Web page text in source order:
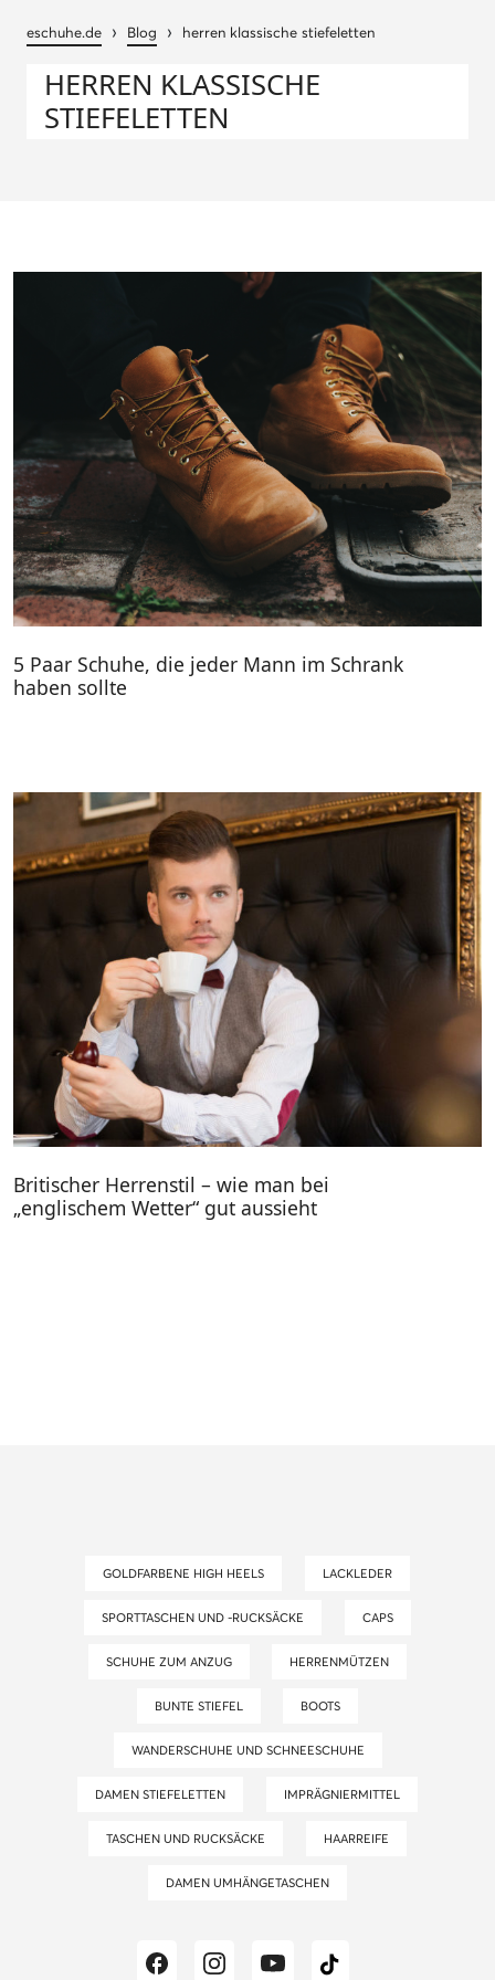
eschuhe.de › Blog › herren klassische stiefeletten
HERREN KLASSISCHE
STIEFELETTEN
5 Paar Schuhe, die jeder Mann im Schrank
haben sollte
Britischer Herrenstil – wie man bei
„englischem Wetter“ gut aussieht
GOLDFARBENE HIGH HEELS LACKLEDER
SPORTTASCHEN UND -RUCKSÄCKE CAPS
SCHUHE ZUM ANZUG HERRENMÜTZEN
BUNTE STIEFEL BOOTS
WANDERSCHUHE UND SCHNEESCHUHE
DAMEN STIEFELETTEN IMPRÄGNIERMITTEL
TASCHEN UND RUCKSÄCKE HAARREIFE
DAMEN UMHÄNGETASCHEN